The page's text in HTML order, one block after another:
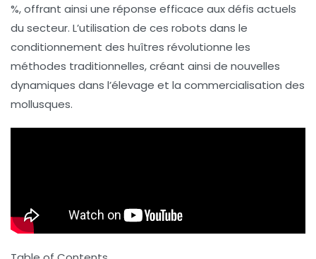
%, offrant ainsi une réponse efficace aux défis actuels
du secteur. L’utilisation de ces robots dans le
conditionnement des huîtres révolutionne les
méthodes traditionnelles, créant ainsi de nouvelles
dynamiques dans l’élevage et la commercialisation des
mollusques.